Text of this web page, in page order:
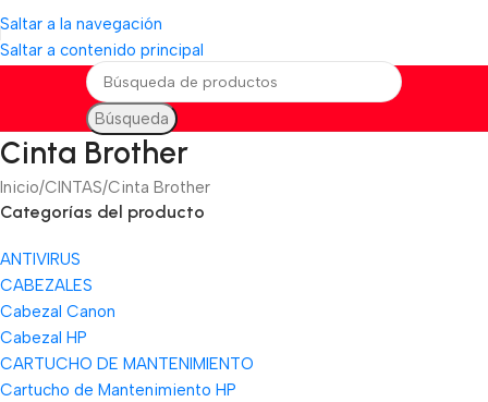
Saltar a la navegación
Saltar a contenido principal
Búsqueda
Cinta Brother
Inicio CINTAS Cinta Brother
Categorías del producto
ANTIVIRUS
CABEZALES
Cabezal Canon
Cabezal HP
CARTUCHO DE MANTENIMIENTO
Cartucho de Mantenimiento HP